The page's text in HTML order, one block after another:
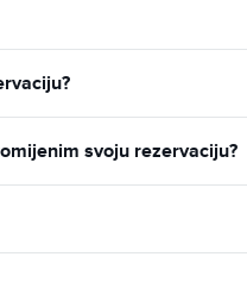
svoju rezervaciju?